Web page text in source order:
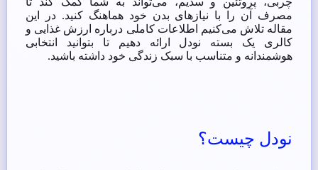
مصرف آن را با نیازهای بدن خود هماهنگ کنید. در این
مقاله تلاش می‌کنیم اطلاعات کاملی درباره ارزش غذایی و
کالری یک بسته نودل ارائه دهیم تا بتوانید انتخابی
هوشمندانه و متناسب با سبک زندگی خود داشته باشید.
نودل چیست؟